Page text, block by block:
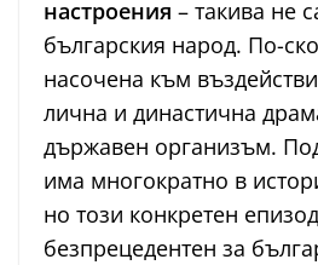
настроения – такива не
българския народ. По-
насочена към
лична и династична
държавен организъм.
има многократно в
но този конкретен
безпрецедентен за